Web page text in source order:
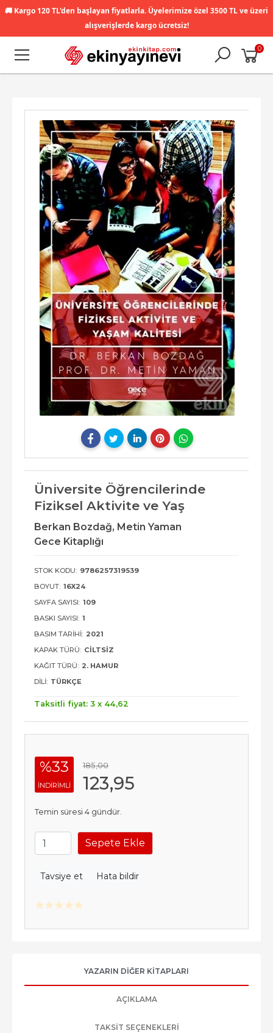
🚚 Kargo 120 TL'den başlayan fiyatlarla. Üyelerimize özel 3500 TL ve üzeri
alışverişlerde kargo ücretsiz!
0
Üniversite Öğrencilerinde
Fiziksel Aktivite ve Yaş
Berkan Bozdağ, Metin Yaman
Gece Kitaplığı
STOK KODU: 9786257319539
BOYUT: 16X24
SAYFA SAYISI: 109
BASKI SAYISI: 1
BASIM TARIHI: 2021
KAPAK TÜRÜ: CILTSIZ
KAĞIT TÜRÜ: 2. HAMUR
DILI: TÜRKÇE
Taksitli fiyat: 3 x 44,62
%33
INDIRIMLI
185,00
123,95
Temin süresi 4 gündür.
Sepete Ekle
Tavsiye et Hata bildir
YAZARIN DIĞER KITAPLARI
AÇIKLAMA
TAKSIT SEÇENEKLERI